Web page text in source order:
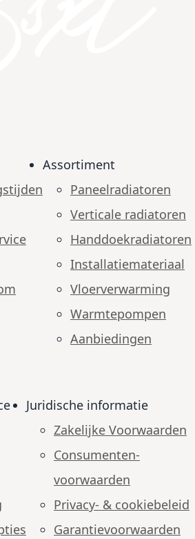
Assortiment
Paneelradiatoren
Verticale radiatoren
Handdoekradiatoren
Installatiemateriaal
Vloerverwarming
Warmtepompen
Aanbiedingen
Juridische informatie
Zakelijke Voorwaarden
Consumenten­
voorwaarden
Privacy- & cookiebeleid
Garantie­voorwaarden